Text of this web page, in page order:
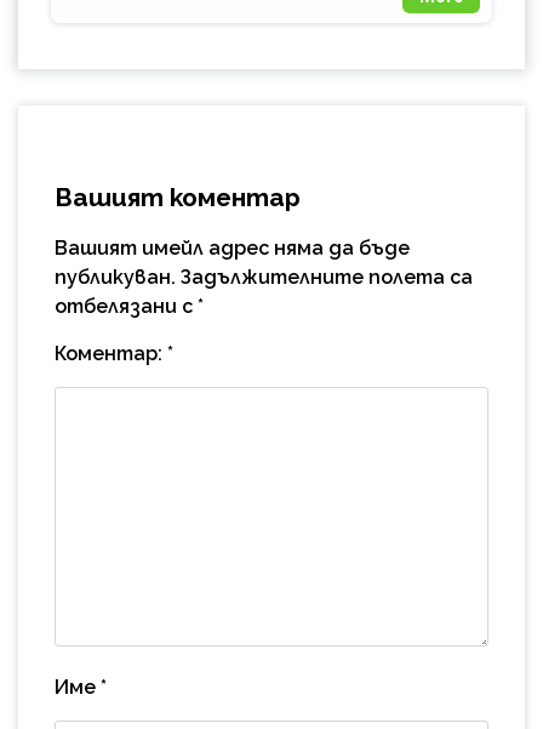
Вашият коментар
Вашият имейл адрес няма да бъде
публикуван. Задължителните полета са
отбелязани с *
Коментар: *
Име *